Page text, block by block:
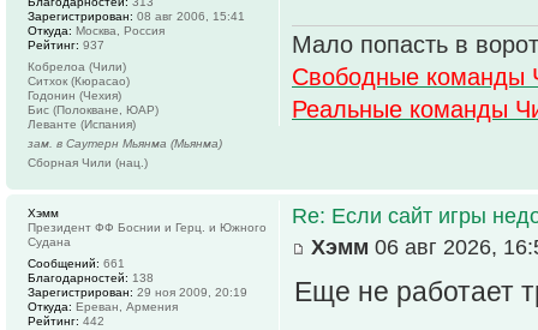
Мало попасть в
Свободные команды
Реальные команды
Зарегистрирован: 08 авг 2006, 15:41
Откуда: Москва, Россия
Рейтинг: 937
Кобрелоа (Чили)
Ситхок (Кюрасао)
Годонин (Чехия)
Бис (Полокване, ЮАР)
Леванте (Испания)
зам. в Саутерн Мьянма (Мьянма)
Сборная Чили (нац.)
Re: Если сайт игры
Хэмм 06 авг 2026,
Еще не работает
Хэмм
Президент ФФ Боснии и Герц. и Южного
Судана
Сообщений: 661
Благодарностей: 138
Зарегистрирован: 29 ноя 2009, 20:19
Откуда: Ереван, Армения
Рейтинг: 442